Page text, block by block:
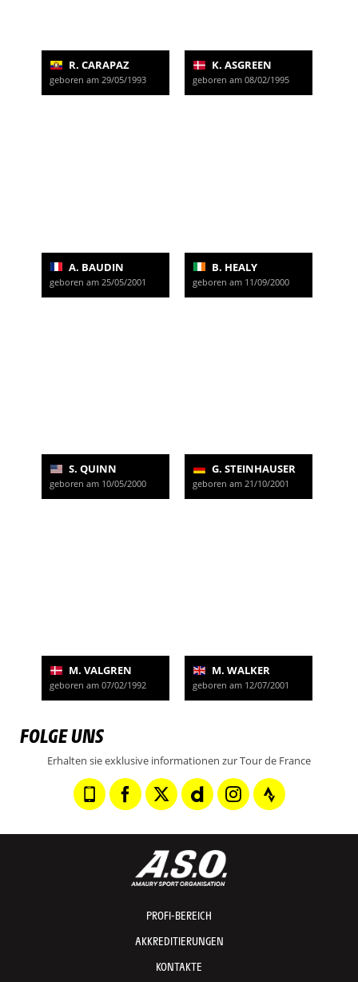
R. CARAPAZ
geboren am 29/05/1993
K. ASGREEN
geboren am 08/02/1995
A. BAUDIN
geboren am 25/05/2001
B. HEALY
geboren am 11/09/2000
S. QUINN
geboren am 10/05/2000
G. STEINHAUSER
geboren am 21/10/2001
M. VALGREN
geboren am 07/02/1992
M. WALKER
geboren am 12/07/2001
FOLGE UNS
Erhalten sie exklusive informationen zur Tour de France
PROFI-BEREICH
AKKREDITIERUNGEN
KONTAKTE